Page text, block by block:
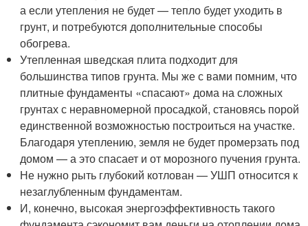
а если утепления не будет — тепло будет уходить в
грунт, и потребуются дополнительные способы
обогрева.
Утепленная шведская плита подходит для
большинства типов грунта. Мы же с вами помним, что
плитные фундаменты «спасают» дома на сложных
грунтах с неравномерной просадкой, становясь порой
единственной возможностью построиться на участке.
Благодаря утеплению, земля не будет промерзать под
домом — а это спасает и от морозного пучения грунта.
Не нужно рыть глубокий котлован — УШП относится к
незаглубленным фундаментам.
И, конечно, высокая энергоэффективность такого